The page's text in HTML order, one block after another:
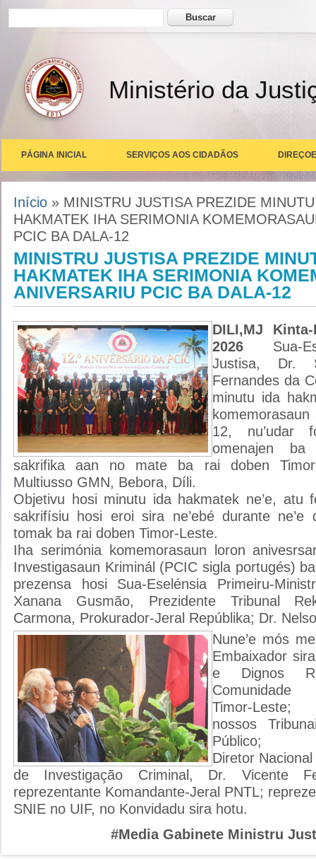
Formulário de busca Buscar
Ministério da
PÁGINA INICIAL SERVIÇOS AOS CIDADÃOS
Você está aqui
Início » MINISTRU JUSTISA PREZIDE
HAKMATEK IHA SERIMONIA
PCIC BA DALA-12
MINISTRU JUSTISA PREZIDE
HAKMATEK IHA SERIMONIA
ANIVERSARIU PCIC BA DALA-12
DILI,MJ
2026 Sua-
Justisa, Dr.
Fernandes da
minutu ida
12, nu’udar
omenajen
sakrifika aan no mate ba rai doben
Multiusso GMN, Bebora, Díli.
Objetivu hosi minutu ida hakmatek ne’e, atu
sakrifísiu hosi eroi sira ne’ebé durante
tomak ba rai doben Timor-Leste.
Iha serimónia komemorasaun loron
Investigasaun Kriminál (PCIC sigla portugés)
prezensa hosi Sua-Eselénsia Primeiru-
Xanana Gusmão, Prezidente Tribunal
Carmona, Prokurador-Jeral Repúblika; Dr.
Nune’e mós
Embaixador
e Dignos
Comunidade
Timor-Leste;
nossos
Público;
Diretor
de Investigação Criminal, Dr. Vicente
reprezentante Komandante-Jeral PNTL;
SNIE no UIF, no Konvidadu sira hotu.
#Media Gabinete Ministru